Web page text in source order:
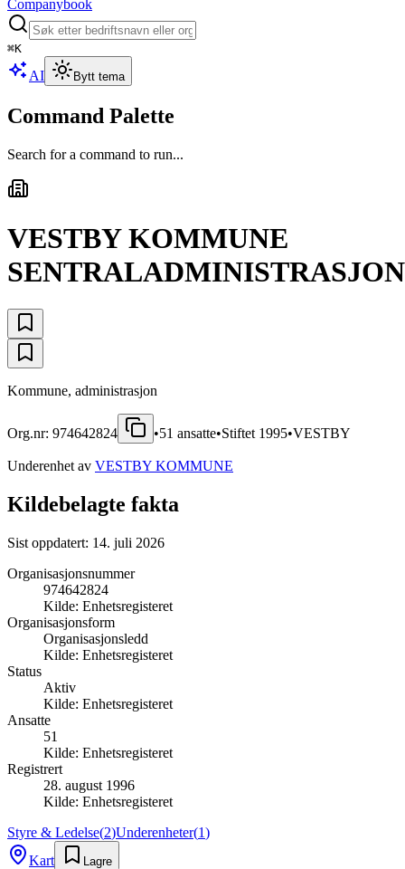
Companybook
⌘K
AI Bytt tema
Command Palette
Search for a command to run...
VESTBY KOMMUNE
SENTRALADMINISTRASJON
Kommune, administrasjon
Org.nr: 974642824 •51 ansatte•Stiftet 1995•VESTBY
Underenhet av VESTBY KOMMUNE
Kildebelagte fakta
Sist oppdatert: 14. juli 2026
Organisasjonsnummer
974642824
Kilde: Enhetsregisteret
Organisasjonsform
Organisasjonsledd
Kilde: Enhetsregisteret
Status
Aktiv
Kilde: Enhetsregisteret
Ansatte
51
Kilde: Enhetsregisteret
Registrert
28. august 1996
Kilde: Enhetsregisteret
Styre & Ledelse(2)Underenheter(1)
Kart
Lagre